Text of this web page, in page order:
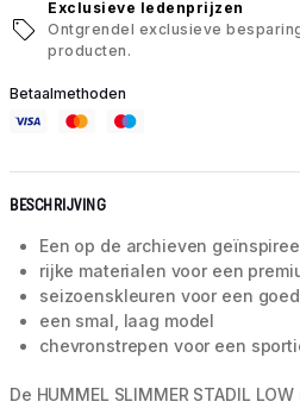
Exclusieve ledenprijzen
Ontgrendel exclusieve
producten.
Betaalmethoden
BESCHRIJVING
Een op de archieven
rijke materialen voor een
seizoenskleuren voor een
een smal, laag model
chevronstrepen voor een
De HUMMEL SLIMMER STADIL